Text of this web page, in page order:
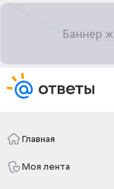
Главная
Моя лента